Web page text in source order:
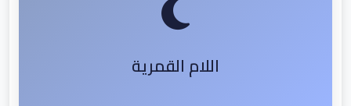
اللام القمرية